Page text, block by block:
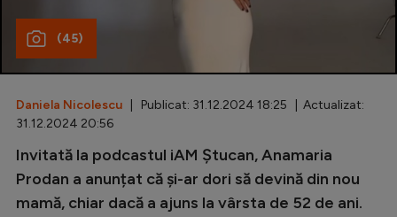
Diverse
Inedit
(45)
Daniela Nicolescu | Publicat: 31.12.2024 18:25 | Actualizat:
31.12.2024 20:56
Invitată la podcastul iAM Ștucan, Anamaria
Prodan a anunțat că și-ar dori să devină din nou
mamă, chiar dacă a ajuns la vârsta de 52 de ani.